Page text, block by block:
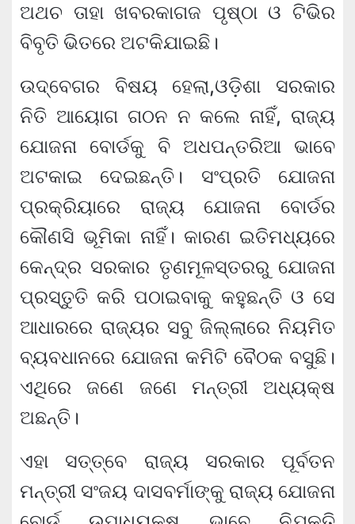
ଅଥଚ ତାହା ଖବରକାଗଜ ପୃଷ୍ଠା ଓ ଟିଭିର
ବିବୃତି ଭିତରେ ଅଟକିଯାଇଛି।
ଉଦ୍‌ବେଗର ବିଷୟ ହେଲା,ଓଡ଼ିଶା ସରକାର
ନିତି ଆୟୋଗ ଗଠନ ନ କଲେ ନାହିଁ, ରାଜ୍ୟ
ଯୋଜନା ବୋର୍ଡକୁ ବି ଅଧପନ୍ତରିଆ ଭାବେ
ଅଟକାଇ ଦେଇଛନ୍ତି। ସଂପ୍ରତି ଯୋଜନା
ପ୍ରକ୍ରିୟାରେ ରାଜ୍ୟ ଯୋଜନା ବୋର୍ଡର
କୌଣସି ଭୂମିକା ନାହିଁ। କାରଣ ଇତିମଧ୍ୟରେ
କେନ୍ଦ୍ର ସରକାର ତୃଣମୂଳସ୍ତରରୁ ଯୋଜନା
ପ୍ରସ୍ତୁତି କରି ପଠାଇବାକୁ କହୁଛନ୍ତି ଓ ସେ
ଆଧାରରେ ରାଜ୍ୟର ସବୁ ଜିଲ୍ଲାରେ ନିୟମିତ
ବ୍ୟବଧାନରେ ଯୋଜନା କମିଟି ବୈଠକ ବସୁଛି।
ଏଥିରେ ଜଣେ ଜଣେ ମନ୍ତ୍ରୀ ଅଧ୍ୟକ୍ଷ
ଅଛନ୍ତି।
ଏହା ସତ୍ତ୍ବେ ରାଜ୍ୟ ସରକାର ପୂର୍ବତନ
ମନ୍ତ୍ରୀ ସଂଜୟ ଦାସବର୍ମାଙ୍କୁ ରାଜ୍ୟ ଯୋଜନା